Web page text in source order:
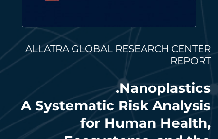
ALLATRA GLOBAL RESEARCH CENTER
REPORT
Nanoplastics.
A Systematic Risk Analysis
for Human Health,